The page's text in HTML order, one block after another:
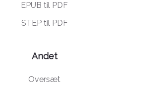
EPUB til PDF
STEP til PDF
Andet
Oversæt